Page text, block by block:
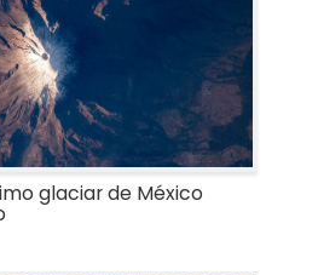
glaciar de México